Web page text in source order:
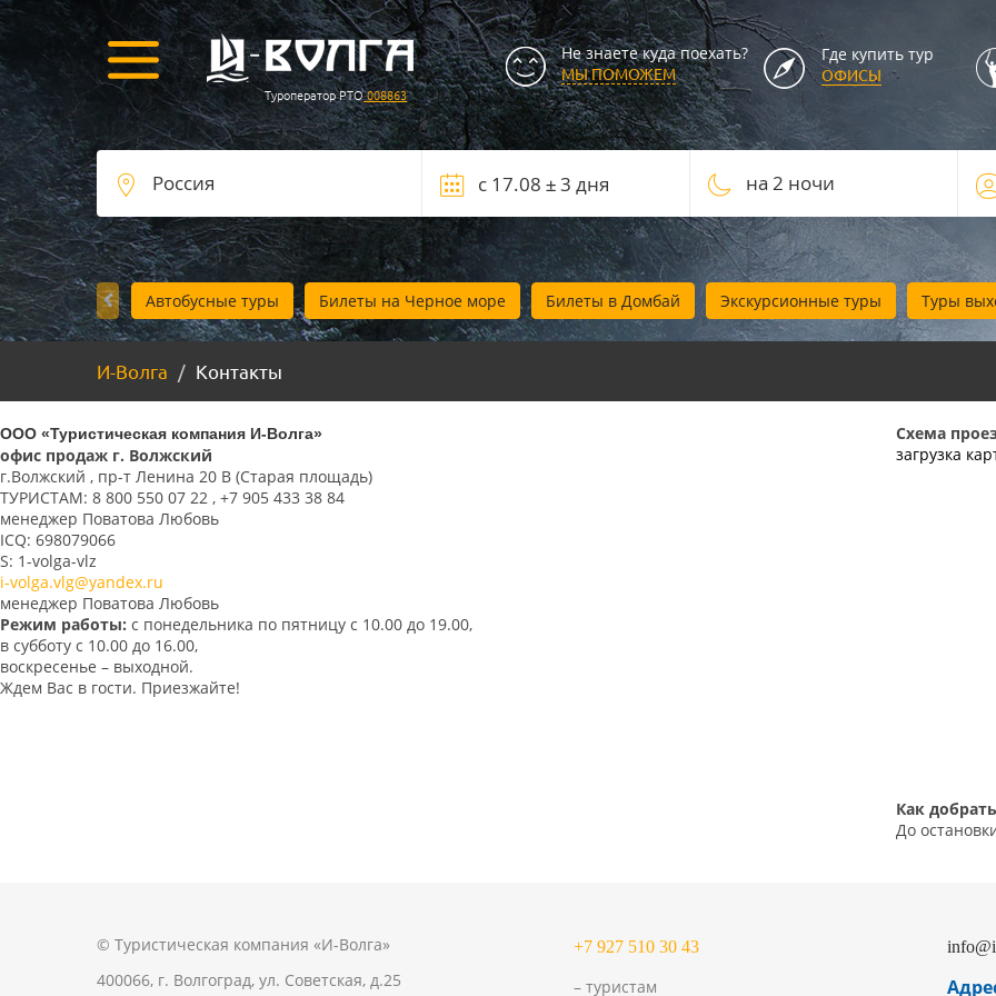
Туроператор РТО008863
Не знаете куда поехать?
МЫ ПОМОЖЕМ
Где купить тур
ОФИСЫ
на 2 ночи
Автобусные туры Билеты на Черное море Билеты в Домбай Экскурсионные туры Туры
И-Волга Контакты
ООО «Туристическая компания И-Волга»
офис продаж г. Волжский
г.Волжский , пр-т Ленина 20 В (Старая площадь)
ТУРИСТАМ: 8 800 550 07 22 , +7 905 433 38 84
менеджер Поватова Любовь
ICQ: 698079066
S: 1-volga-vlz
i-volga.vlg@yandex.ru
менеджер Поватова Любовь
Режим работы: с понедельника по пятницу с 10.00 до 19.00,
в субботу с 10.00 до 16.00,
воскресенье – выходной.
Ждем Вас в гости. Приезжайте!
Схема
загрузка
Как
До
© Туристическая компания «И-Волга»
400066, г. Волгоград, ул. Советская, д.25
+7 927 510 30 43
– туристам